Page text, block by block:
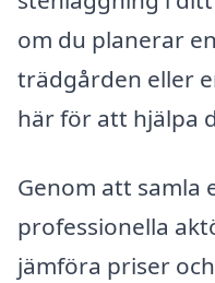
om du planerar
trädgården eller
här för att hjälpa
Genom att samla
professionella
jämföra priser